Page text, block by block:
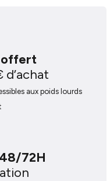
offert
aux poids lourds
72H